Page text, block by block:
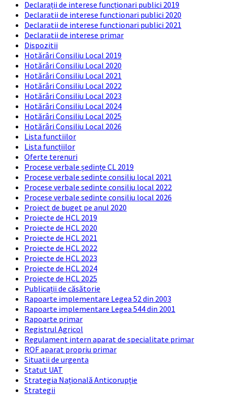
Declarații de interese funcționari publici 2019
Declaratii de interese functionari publici 2020
Declaratii de interese functionari publici 2021
Declaratii de interese primar
Dispozitii
Hotărâri Consiliu Local 2019
Hotărâri Consiliu Local 2020
Hotărâri Consiliu Local 2021
Hotărâri Consiliu Local 2022
Hotărâri Consiliu Local 2023
Hotărâri Consiliu Local 2024
Hotărâri Consiliu Local 2025
Hotărâri Consiliu Local 2026
Lista functiilor
Lista funcțiilor
Oferte terenuri
Procese verbale ședințe CL 2019
Procese verbale sedinte consiliu local 2021
Procese verbale sedinte consiliu local 2022
Procese verbale sedinte consiliu local 2026
Proiect de buget pe anul 2020
Proiecte de HCL 2019
Proiecte de HCL 2020
Proiecte de HCL 2021
Proiecte de HCL 2022
Proiecte de HCL 2023
Proiecte de HCL 2024
Proiecte de HCL 2025
Publicații de căsătorie
Rapoarte implementare Legea 52 din 2003
Rapoarte implementare Legea 544 din 2001
Rapoarte primar
Registrul Agricol
Regulament intern aparat de specialitate primar
ROF aparat propriu primar
Situatii de urgenta
Statut UAT
Strategia Națională Anticorupție
Strategii